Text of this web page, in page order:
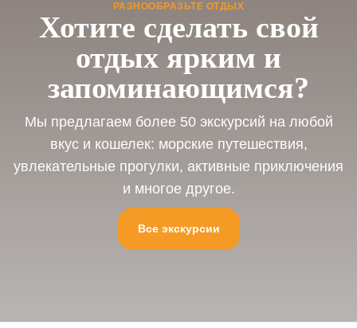
РАЗНООБРАЗЬТЕ ОТДЫХ
Хотите сделать свой
отдых ярким и
запоминающимся?
Мы предлагаем более 50 экскурсий на любой
вкус и кошелек: морские путешествия,
увлекательные прогулки, активные приключения
и многое другое.
Все экскурсии